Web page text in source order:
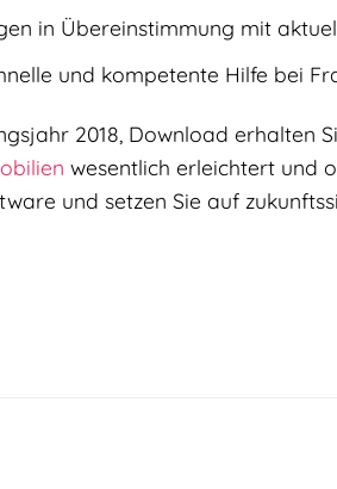
in Übereinstimmung mit
und kompetente Hilfe bei
2018, Download erhalten
wesentlich erleichtert und
und setzen Sie auf